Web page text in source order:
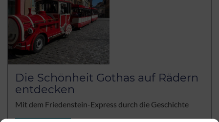
Die Schönheit Gothas auf Rädern
entdecken
Mit dem Friedenstein-Express durch die Geschichte